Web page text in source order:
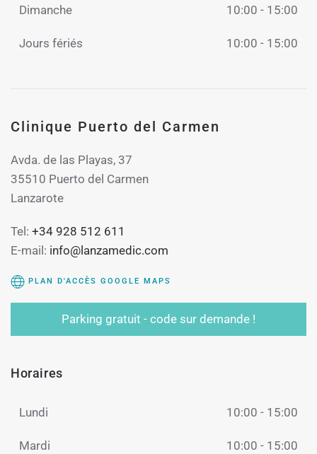
Dimanche 10:00 - 15:00
Jours fériés 10:00 - 15:00
Clinique Puerto del Carmen
Avda. de las Playas, 37
35510 Puerto del Carmen
Lanzarote
Tel: +34 928 512 611
E-mail: info@lanzamedic.com
PLAN D'ACCÈS GOOGLE MAPS
Parking gratuit - code sur demande !
Horaires
Lundi 10:00 - 15:00
Mardi 10:00 - 15:00